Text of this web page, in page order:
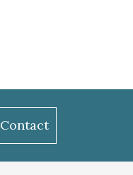
Contact